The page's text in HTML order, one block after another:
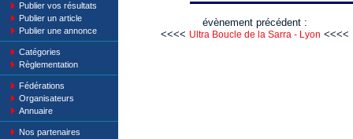
Publier vos résultats
Publier un article
Publier une annonce
Catégories
Règlementation
Fédérations
Organisateurs
Annuaire
Nos partenaires
évènement précédent :
<<<< Ultra Boucle de la Sarra - Lyon <<<<